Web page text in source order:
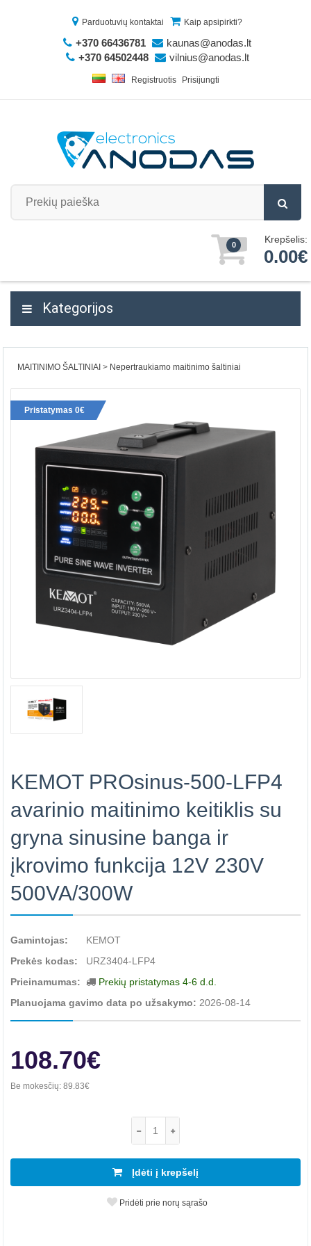
Parduotuvių kontaktai Kaip apsipirkti?
+370 66436781
kaunas@anodas.lt
+370 64502448
vilnius@anodas.lt
Registruotis Prisijungti
0 Krepšelis:
0.00€
Kategorijos
MAITINIMO ŠALTINIAI Nepertraukiamo maitinimo šaltiniai
Pristatymas 0€
KEMOT PROsinus-500-LFP4
avarinio maitinimo keitiklis su
gryna sinusine banga ir
įkrovimo funkcija 12V 230V
500VA/300W
Gamintojas:
KEMOT
Prekės kodas:
URZ3404-LFP4
Prieinamumas:
Prekių pristatymas 4-6 d.d.
Planuojama gavimo data po užsakymo: 2026-08-14
108.70€
Be mokesčių: 89.83€
Įdėti į krepšelį
Pridėti prie norų sąrašo